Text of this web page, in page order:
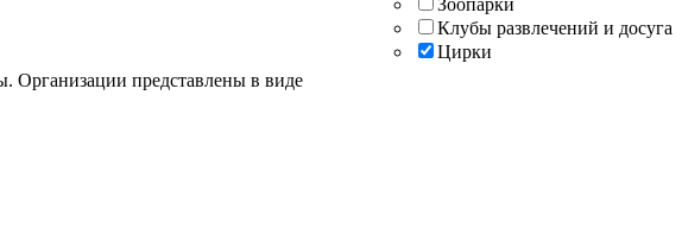
Зоопарки
Клубы развлечений и досуга
Цирки
Организации представлены в виде